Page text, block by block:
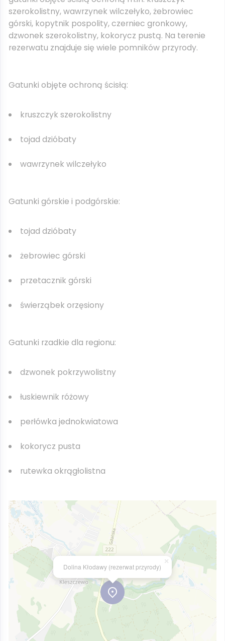
szerokolistny, wawrzynek wilczełyko, żebrowiec
górski, kopytnik pospolity, czerniec gronkowy,
dzwonek szerokolistny, kokorycz pustą. Na terenie
rezerwatu znajduje się wiele pomników przyrody.
Gatunki objęte ochroną ścisłą:
kruszczyk szerokolistny
tojad dzióbaty
wawrzynek wilczełyko
Gatunki górskie i podgórskie:
tojad dzióbaty
żebrowiec górski
przetacznik górski
świerząbek orzęsiony
Gatunki rzadkie dla regionu:
dzwonek pokrzywolistny
łuskiewnik różowy
perłówka jednokwiatowa
kokorycz pusta
rutewka okrągłolistna
Dolina Kłodawy (rezerwat przyrody)
×